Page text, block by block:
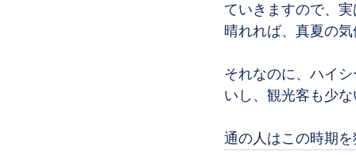
ていきますので、
晴れれば、真夏の
それなのに、ハイ
いし、観光客も少
通の人はこの時期